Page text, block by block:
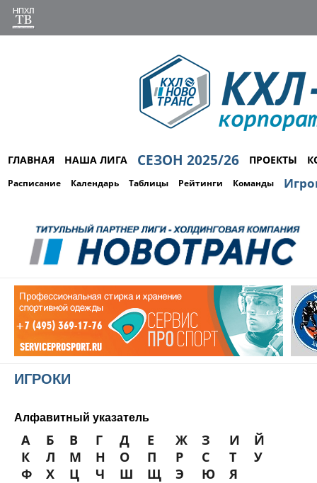
ГЛАВНАЯ НАША ЛИГА СЕЗОН 2025/26 ПРОЕКТЫ
Расписание Календарь Таблицы Рейтинги Команды
ИГРОКИ
Алфавитный указатель
А Б В Г Д Е Ж З И
Й
К
Л М Н О П Р С Т
У
Ф
Х Ц Ч Ш Щ Э Ю Я